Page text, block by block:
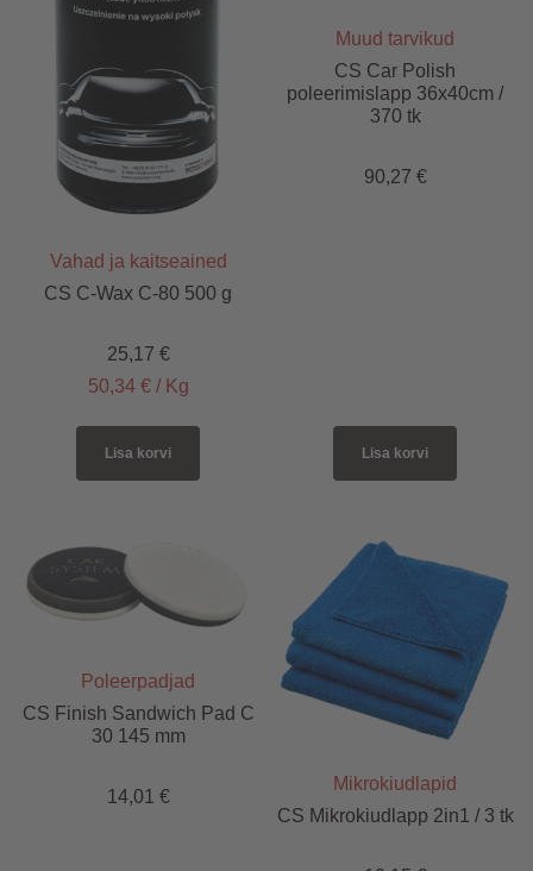
Vahad ja kaitseained
CS C-Wax C-80 500 g
25,17 €
50,34 € / Kg
Lisa korvi
Muud tarvikud
CS Car Polish
poleerimislapp 36x40cm /
370 tk
90,27 €
Lisa korvi
Poleerpadjad
CS Finish Sandwich Pad C
30 145 mm
14,01 €
Mikrokiudlapid
CS Mikrokiudlapp 2in1 / 3 tk